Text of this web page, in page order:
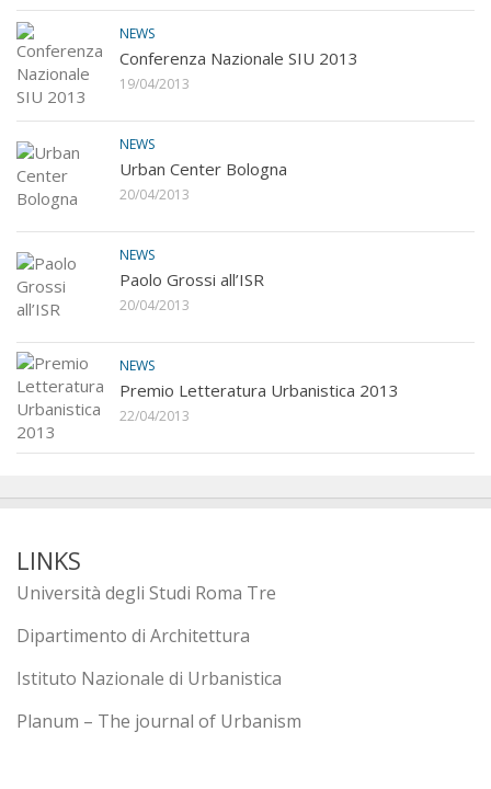
NEWS
Conferenza Nazionale SIU 2013
19/04/2013
NEWS
Urban Center Bologna
20/04/2013
NEWS
Paolo Grossi all’ISR
20/04/2013
NEWS
Premio Letteratura Urbanistica 2013
22/04/2013
LINKS
Università degli Studi Roma Tre
Dipartimento di Architettura
Istituto Nazionale di Urbanistica
Planum – The journal of Urbanism